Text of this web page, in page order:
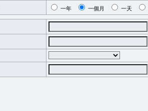
一年 一個月 一天